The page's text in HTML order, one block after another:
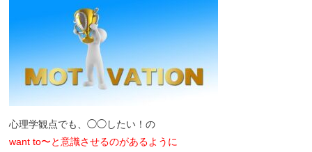
心理学観点でも、◯◯したい！の
want to〜と意識させるのがあるように